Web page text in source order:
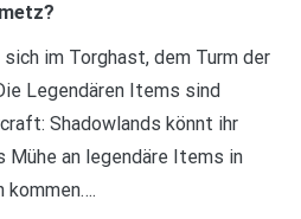
im Torghast, dem Turm der
Legendären Items sind
Shadowlands könnt ihr
an legendäre Items in
kommen….